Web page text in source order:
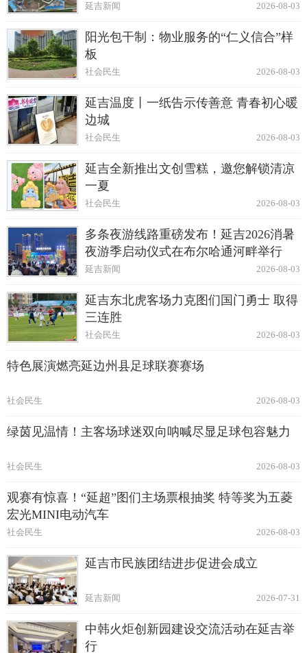
2026-08-03
延吉新闻
阳光包干制：物业服务的“仁义信合”样
板
2026-08-03
社会民生
延吉温度丨一纸告示传善意 青春初心暖
边城
2026-08-03
社会民生
延吉全新推出文创雪糕，邀您解锁清凉
一夏
2026-08-03
社会民生
多条夜游线路重磅发布！延吉2026消暑
夜游季启动仪式在布尔哈通河畔举行
2026-08-03
延吉新闻
延吉东北虎客场力克图们国门勇士 取得
三连胜
2026-08-03
社会民生
特色展演燃亮延边州县足球联赛赛场
2026-08-03
社会民生
绿茵见温情！主客场球迷双向呐喊尽显足球包容魅力
2026-08-03
社会民生
观赛有惊喜！“延超”图们主场票根抽奖 特等奖为五菱
宏光MINI电动汽车
2026-08-03
社会民生
延吉市民族团结进步促进会成立
2026-07-31
延吉新闻
中韩火炬创新园建设交流活动在延吉举
行